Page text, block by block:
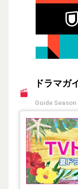
ドラマガ
Guide Season
【2026年夏